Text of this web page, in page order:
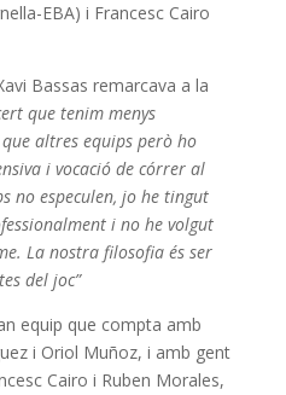
EBA) i Francesc Cairo
Bassas remarcava a la
que tenim menys
altres equips però ho
i vocació de córrer al
no especulen, jo he tingut
i no he volgut
La nostra filosofia és ser
del joc”
equip que compta amb
i Oriol Muñoz, i amb gent
Cairo i Ruben Morales,